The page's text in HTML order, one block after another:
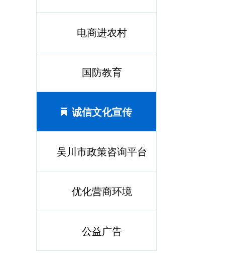
电商进农村
国防教育
诚信文化宣传
吴川市政策咨询平台
优化营商环境
公益广告